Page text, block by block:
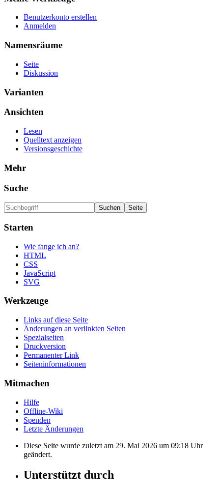
Benutzerkonto erstellen
Anmelden
Namensräume
Seite
Diskussion
Varianten
Ansichten
Lesen
Quelltext anzeigen
Versionsgeschichte
Mehr
Suche
Starten
Wie fange ich an?
HTML
CSS
JavaScript
SVG
Werkzeuge
Links auf diese Seite
Änderungen an verlinkten Seiten
Spezialseiten
Druckversion
Permanenter Link
Seiten­informationen
Mitmachen
Hilfe
Offline-Wiki
Spenden
Letzte Änderungen
Diese Seite wurde zuletzt am 29. Mai 2026 um 09:18 Uhr
geändert.
Unterstützt durch